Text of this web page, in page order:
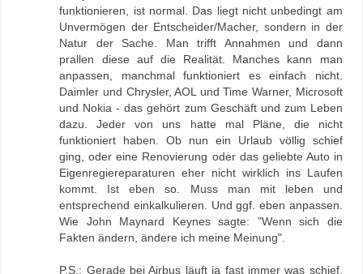
funktionieren, ist normal. Das liegt nicht unbedingt am
Unvermögen der Entscheider/Macher, sondern in der
Natur der Sache. Man trifft Annahmen und dann
prallen diese auf die Realität. Manches kann man
anpassen, manchmal funktioniert es einfach nicht.
Daimler und Chrysler, AOL und Time Warner, Microsoft
und Nokia - das gehört zum Geschäft und zum Leben
dazu. Jeder von uns hatte mal Pläne, die nicht
funktioniert haben. Ob nun ein Urlaub völlig schief
ging, oder eine Renovierung oder das geliebte Auto in
Eigenregiereparaturen eher nicht wirklich ins Laufen
kommt. Ist eben so. Muss man mit leben und
entsprechend einkalkulieren. Und ggf. eben anpassen.
Wie John Maynard Keynes sagte: "Wenn sich die
Fakten ändern, ändere ich meine Meinung".
P.S.: Gerade bei Airbus läuft ja fast immer was schief,